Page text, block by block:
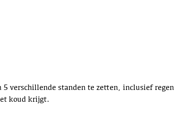
5 verschillende standen te zetten, inclusief
koud krijgt.